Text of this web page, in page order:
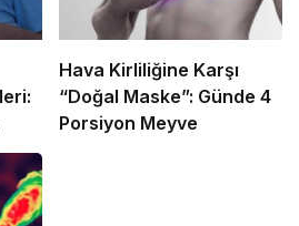
Hava Kirliliğine Karşı
“Doğal Maske”: Günde 4
Porsiyon Meyve